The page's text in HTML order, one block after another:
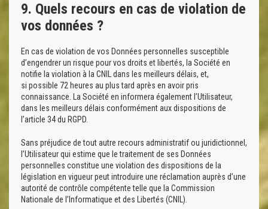
9. Quels recours en cas de violation de
vos données ?
En cas de violation de vos Données personnelles susceptible
d’engendrer un risque pour vos droits et libertés, la Société en
notifie la violation à la CNIL dans les meilleurs délais, et,
si possible 72 heures au plus tard après en avoir pris
connaissance. La Société en informera également l’Utilisateur,
dans les meilleurs délais conformément aux dispositions de
l’article 34 du RGPD.
Sans préjudice de tout autre recours administratif ou juridictionnel,
l’Utilisateur qui estime que le traitement de ses Données
personnelles constitue une violation des dispositions de la
législation en vigueur peut introduire une réclamation auprès d’une
autorité de contrôle compétente telle que la Commission
Nationale de l’Informatique et des Libertés (CNIL).